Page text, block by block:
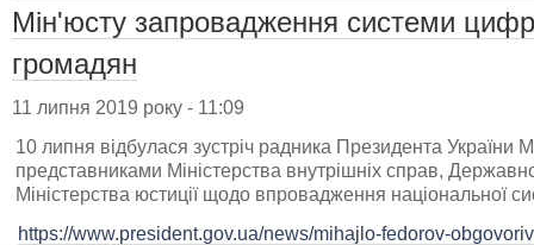
Мін'юсту запровадження системи
громадян
11 липня 2019 року - 11:09
10 липня відбулася зустріч радника Президента України
представниками Міністерства внутрішніх справ,
Міністерства юстиції щодо впровадження національної
https://www.president.gov.ua/news/mihajlo-fedorov-